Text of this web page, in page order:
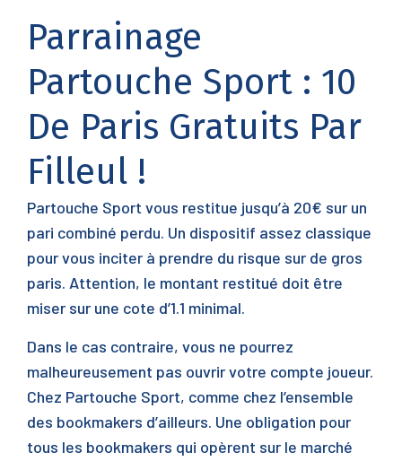
Parrainage
Partouche Sport : 10
De Paris Gratuits Par
Filleul !
Partouche Sport vous restitue jusqu’à 20€ sur un
pari combiné perdu. Un dispositif assez classique
pour vous inciter à prendre du risque sur de gros
paris. Attention, le montant restitué doit être
miser sur une cote d’1.1 minimal.
Dans le cas contraire, vous ne pourrez
malheureusement pas ouvrir votre compte joueur.
Chez Partouche Sport, comme chez l’ensemble
des bookmakers d’ailleurs. Une obligation pour
tous les bookmakers qui opèrent sur le marché